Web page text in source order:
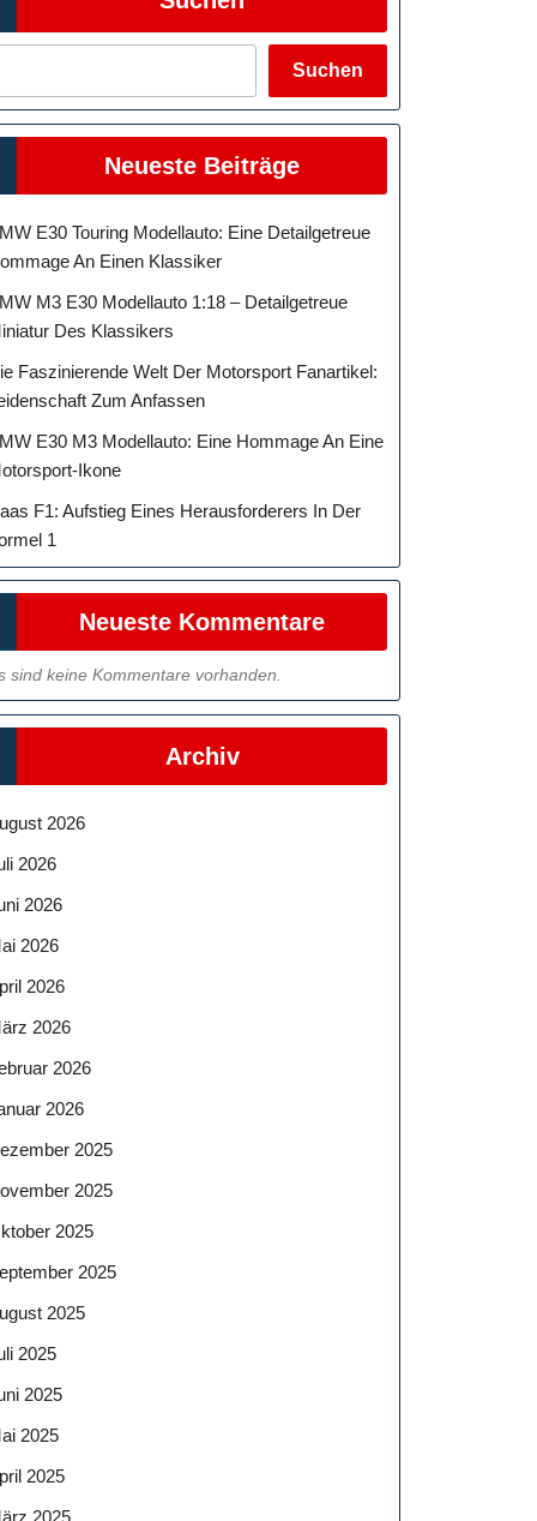
Suchen
Neueste Beiträge
E30 Touring Modellauto: Eine Detailgetreue
An Einen Klassiker
M3 E30 Modellauto 1:18 – Detailgetreue
Des Klassikers
Faszinierende Welt Der Motorsport Fanartikel:
Zum Anfassen
E30 M3 Modellauto: Eine Hommage An Eine
Ikone
F1: Aufstieg Eines Herausforderers In Der
1
Neueste Kommentare
sind keine Kommentare vorhanden.
Archiv
2026
2026
2026
2026
2026
2026
2026
2026
2025
2025
2025
2025
2025
2025
2025
2025
2025
2025